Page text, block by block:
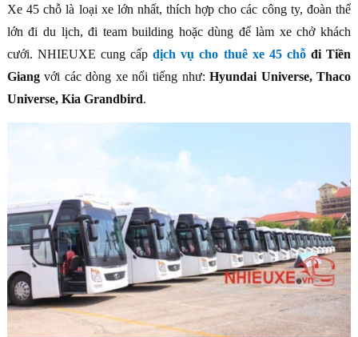
Xe 45 chỗ là loại xe lớn nhất, thích hợp cho các công ty, đoàn thể
lớn đi du lịch, đi team building hoặc dùng để làm xe chở khách
cưới. NHIEUXE cung cấpdịch vụ cho thuê xe 45 chỗđi Tiền
Giangvới các dòng xe nổi tiếng như:Hyundai Universe, Thaco
Universe, Kia Grandbird.